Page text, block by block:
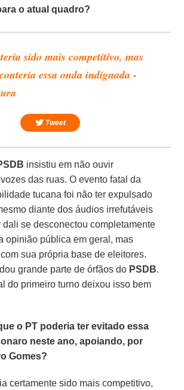
o atual quadro?
sido mais competitivo, mas
essa onda indignada -
Tweet
insistiu em não ouvir
das ruas. O evento fatal da
tucana foi não ter expulsado
diante dos áudios irrefutáveis
dali se desconectou completamente
opinião pública em geral, mas
sua própria base de eleitores.
grande parte de órfãos do PSDB.
do primeiro turno deixou isso bem
o PT poderia ter evitado essa
neste ano, apoiando, por
Gomes?
certamente sido mais competitivo,